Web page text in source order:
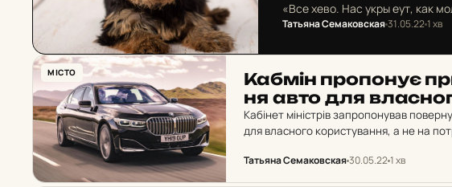
«Все хево. Нас укры еут, как
Татьяна Семаковская31.05.221 хв
МІСТО
Кабмін про­по­нує
ня авто для
Кабінет міністрів запропонував
для власного користування, а не на
Татьяна Семаковская30.05.221 хв